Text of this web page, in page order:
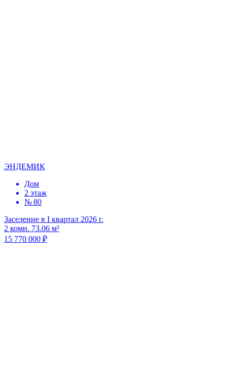
ЭНДЕМИК
Дом
2 этаж
№ 80
Заселение в I квартал 2026 г.
2 комн. 73.06 м²
15 770 000 ₽